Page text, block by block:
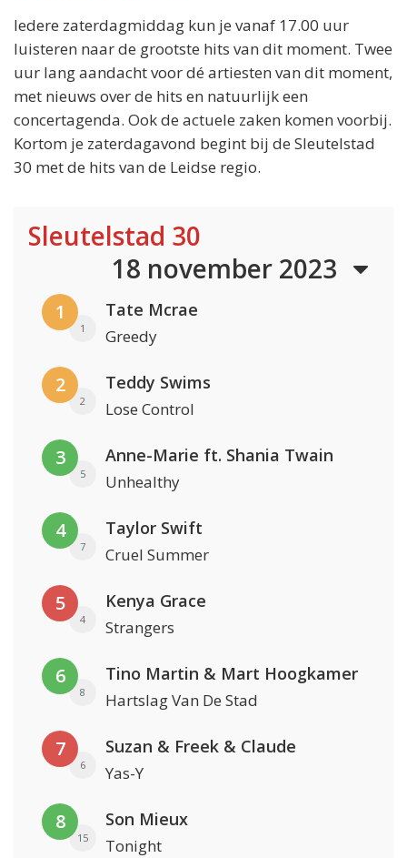
Iedere zaterdagmiddag kun je vanaf 17.00 uur
luisteren naar de grootste hits van dit moment. Twee
uur lang aandacht voor dé artiesten van dit moment,
met nieuws over de hits en natuurlijk een
concertagenda. Ook de actuele zaken komen voorbij.
Kortom je zaterdagavond begint bij de Sleutelstad
30 met de hits van de Leidse regio.
Sleutelstad 30
18 november 2023
1
1
Tate Mcrae
Greedy
2
2
Teddy Swims
Lose Control
3
5
Anne-Marie ft. Shania Twain
Unhealthy
4
7
Taylor Swift
Cruel Summer
5
4
Kenya Grace
Strangers
6
8
Tino Martin & Mart Hoogkamer
Hartslag Van De Stad
7
6
Suzan & Freek & Claude
Yas-Y
8
15
Son Mieux
Tonight